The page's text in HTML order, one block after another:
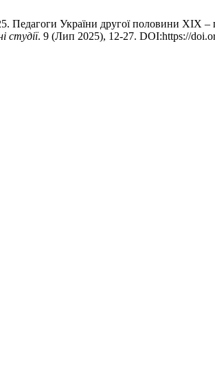
Педагоги України другої половини ХІХ
студії. 9 (Лип 2025), 12-27. DOI:https://